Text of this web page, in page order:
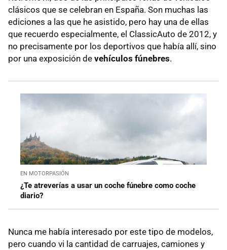
clásicos que se celebran en España. Son muchas las
ediciones a las que he asistido, pero hay una de ellas
que recuerdo especialmente, el ClassicAuto de 2012, y
no precisamente por los deportivos que había allí, sino
por una exposición de vehículos fúnebres.
EN MOTORPASIÓN
¿Te atreverías a usar un coche fúnebre como coche
diario?
Nunca me había interesado por este tipo de modelos,
pero cuando vi la cantidad de carruajes, camiones y